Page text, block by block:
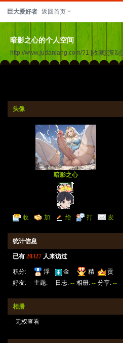
巨大爱好者 返回首页
暗影之心的个人空间
http://www.judaniang.com/?1 [收藏] [复制]
头像
暗影之心
收
加
给
打
发
统计信息
已有 20327 人来访过
积分:
23161
浮
云:
金
钱:
精
华:4
贡
献:30
好友:
主题:
日志: -- 相册: -- 分享: --
相册
无权查看